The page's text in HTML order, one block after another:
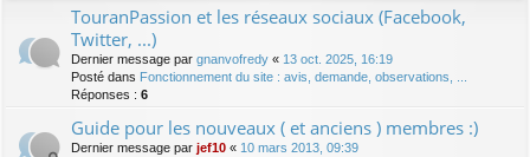
TouranPassion et les réseaux sociaux (Facebook,
Twitter, ...)
Dernier message par gnanvofredy « 13 oct. 2025, 16:19
Posté dans Fonctionnement du site : avis, demande, observations, ...
Réponses : 6
Guide pour les nouveaux ( et anciens ) membres :)
Dernier message par jef10 « 10 mars 2013, 09:39